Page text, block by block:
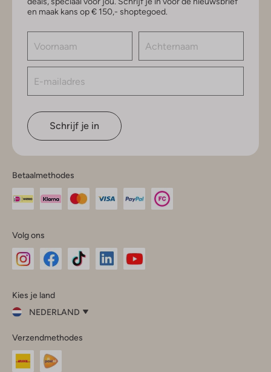
en maak kans op € 150,- shoptegoed.
Schrijf je in
Betaalmethodes
Volg ons
InstagramFacebook
Kies je land
NEDERLAND
je
land
Nederland
Verzendmethodes